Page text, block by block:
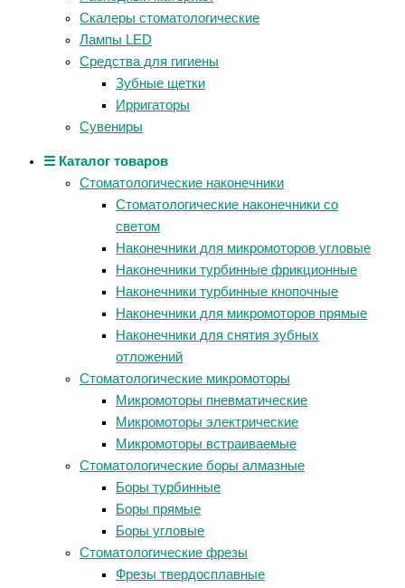
Скалеры стоматологические
Лампы LED
Средства для гигиены
Зубные щетки
Ирригаторы
Сувениры
☰ Каталог товаров
Стоматологические наконечники
Стоматологические наконечники со
светом
Наконечники для микромоторов угловые
Наконечники турбинные фрикционные
Наконечники турбинные кнопочные
Наконечники для микромоторов прямые
Наконечники для снятия зубных
отложений
Стоматологические микромоторы
Микромоторы пневматические
Микромоторы электрические
Микромоторы встраиваемые
Стоматологические боры алмазные
Боры турбинные
Боры прямые
Боры угловые
Стоматологические фрезы
Фрезы твердосплавные